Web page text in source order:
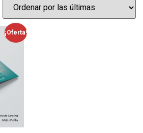
¡Oferta!